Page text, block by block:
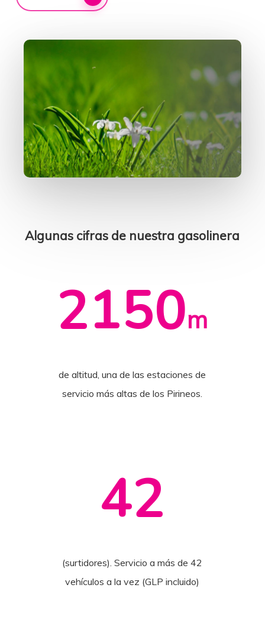
Algunas cifras de nuestra gasolinera
2150m
de altitud, una de las estaciones de
servicio más altas de los Pirineos.
42
(surtidores). Servicio a más de 42
vehículos a la vez (GLP incluido)